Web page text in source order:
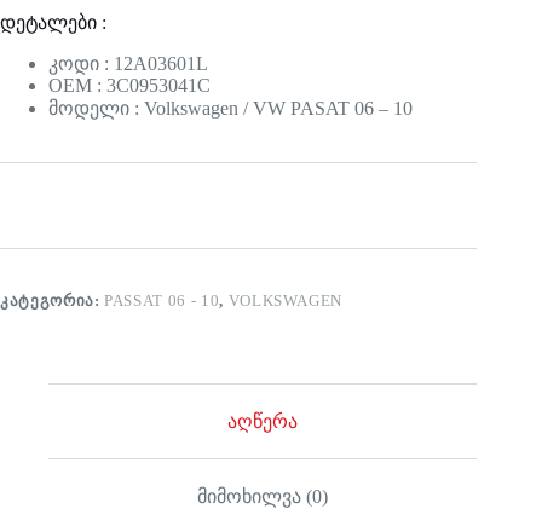
დეტალები :
კოდი : 12A03601L
OEM : 3C0953041C
მოდელი : Volkswagen / VW PASAT 06 – 10
ᲙᲐᲢᲔᲒᲝᲠᲘᲐ:PASSAT 06 - 10, VOLKSWAGEN
აღწერა
მიმოხილვა (0)